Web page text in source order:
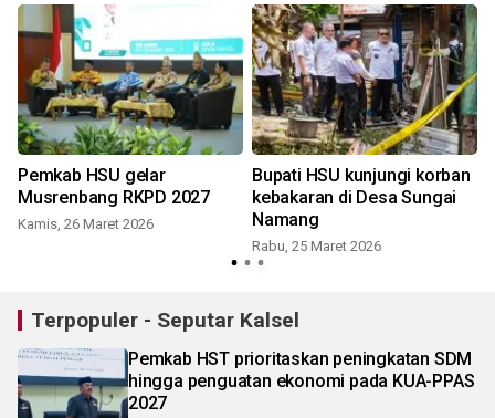
Pemkab HSU gelar
Musrenbang RKPD 2027
Kamis, 26 Maret 2026
Bupati HSU kunjungi korban
kebakaran di Desa Sungai
Namang
Rabu, 25 Maret 2026
Terpopuler - Seputar Kalsel
Pemkab HST prioritaskan peningkatan SDM
hingga penguatan ekonomi pada KUA-PPAS
2027